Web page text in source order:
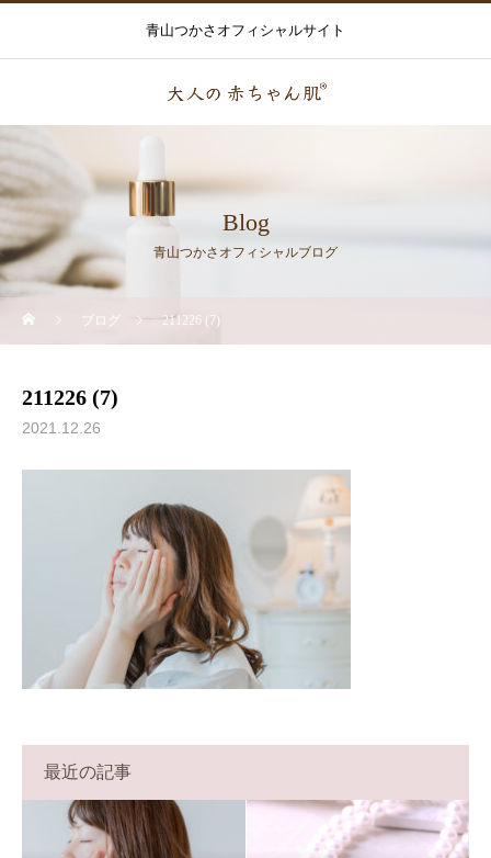
青山つかさオフィシャルサイト
Blog
青山つかさオフィシャルブログ
ブログ 211226 (7)
211226 (7)
2021.12.26
最近の記事